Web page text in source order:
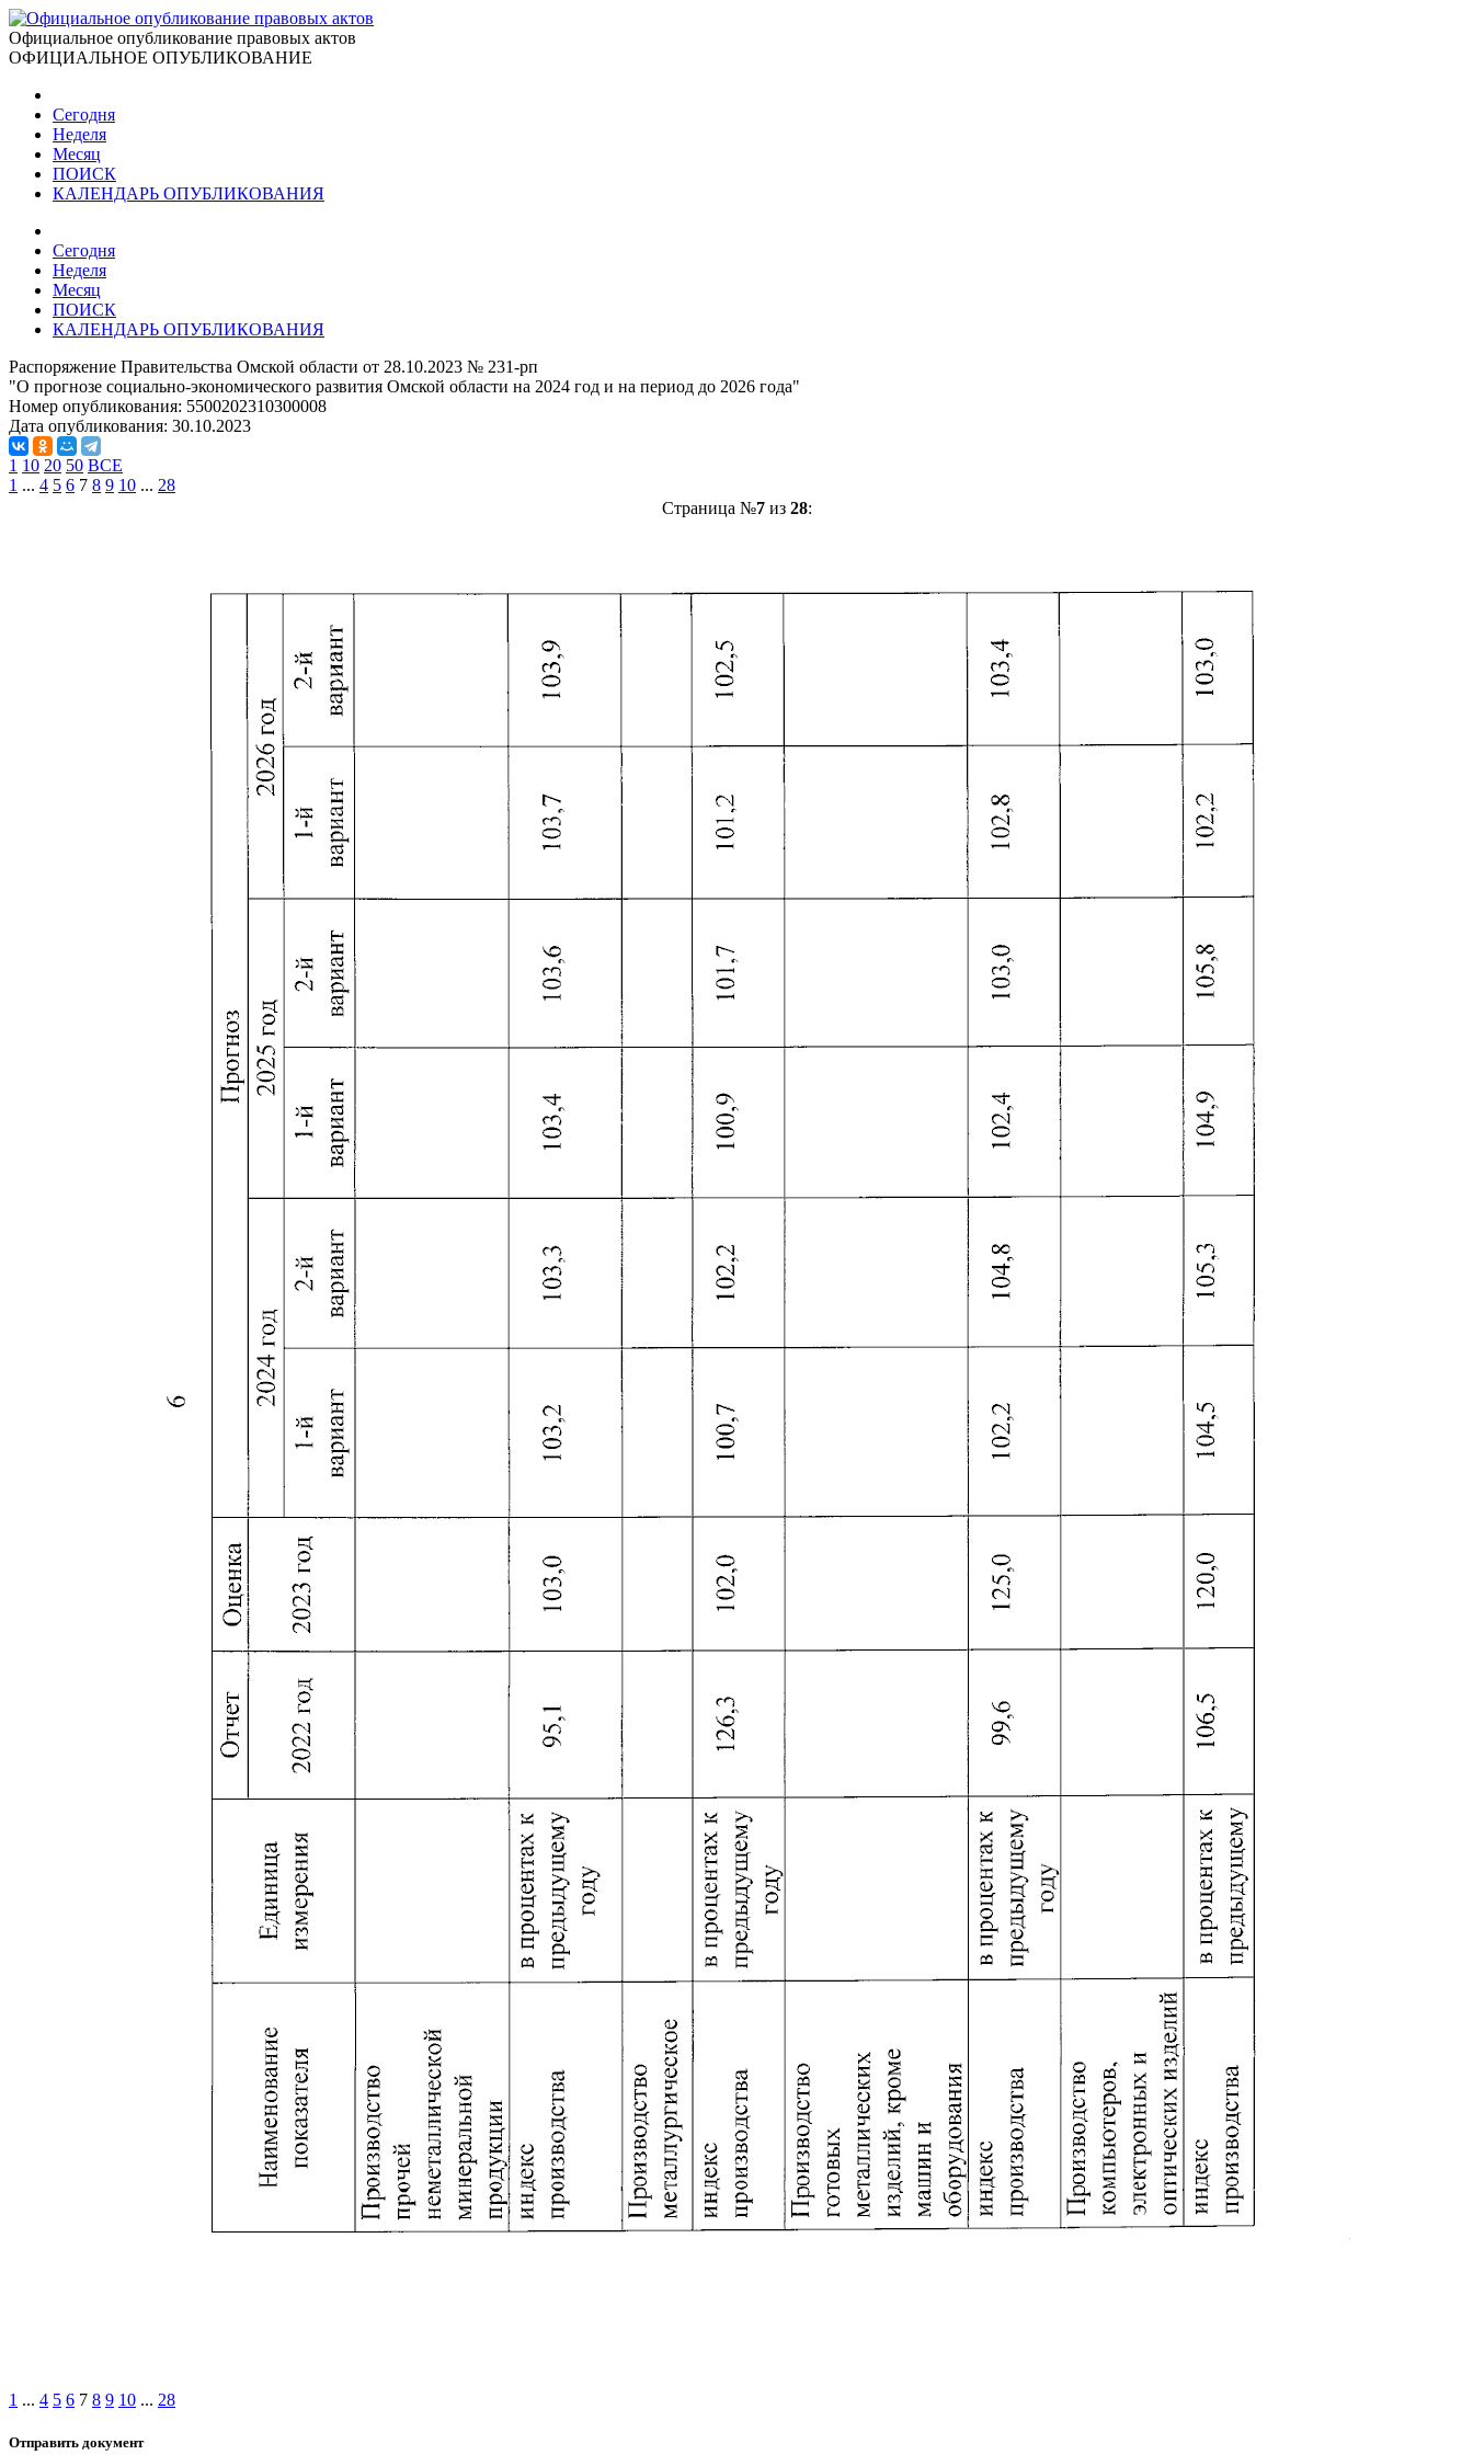
Официальное опубликование правовых актов
ОФИЦИАЛЬНОЕ ОПУБЛИКОВАНИЕ
Сегодня
Неделя
Месяц
ПОИСК
КАЛЕНДАРЬ ОПУБЛИКОВАНИЯ
Сегодня
Неделя
Месяц
ПОИСК
КАЛЕНДАРЬ ОПУБЛИКОВАНИЯ
Распоряжение Правительства Омской области от 28.10.2023 № 231-рп
"О прогнозе социально-экономического развития Омской области на 2024 год и на период до 2026 года"
Номер опубликования: 5500202310300008
Дата опубликования: 30.10.2023
1 10 20 50 ВСЕ
1 ... 4 5 6 7 8 9 10 ... 28
Страница №7из 28:
1 ... 4 5 6 7 8 9 10 ... 28
Отправить документ